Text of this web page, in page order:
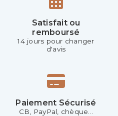
Satisfait ou
remboursé
14 jours pour changer
d'avis
Paiement Sécurisé
CB, PayPal, chèque...